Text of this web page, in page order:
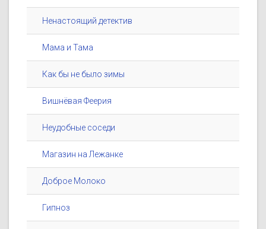
Ненастоящий детектив
Мама и Тама
Как бы не было зимы
Вишнёвая Феерия
Неудобные соседи
Магазин на Лежанке
Доброе Молоко
Гипноз